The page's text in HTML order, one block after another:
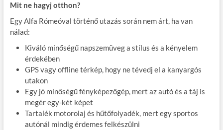
Mit ne hagyj otthon?
Egy Alfa Rómeóval történő utazás során nem árt, ha van
nálad:
Kiváló minőségű napszemüveg a stílus és a kényelem
érdekében
GPS vagy offline térkép, hogy ne tévedj el a kanyargós
utakon
Egy jó minőségű fényképezőgép, mert az autó és a táj is
megér egy-két képet
Tartalék motorolaj és hűtőfolyadék, mert egy sportos
autónál mindig érdemes felkészülni